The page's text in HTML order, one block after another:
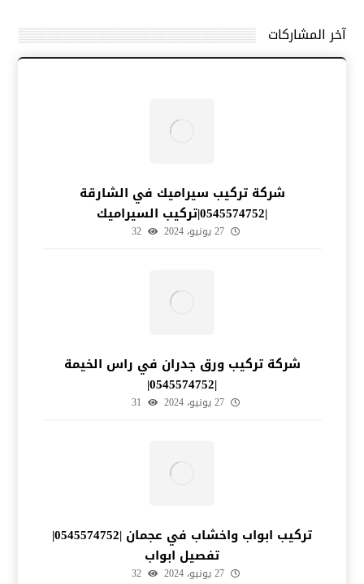
آخر المشاركات
شركة تركيب سيراميك في الشارقة
|0545574752|تركيب السيراميك
27 يونيو، 2024 32
شركة تركيب ورق جدران في راس الخيمة
|0545574752|
27 يونيو، 2024 31
تركيب ابواب واخشاب في عجمان |0545574752|
تفصيل ابواب
27 يونيو، 2024 32